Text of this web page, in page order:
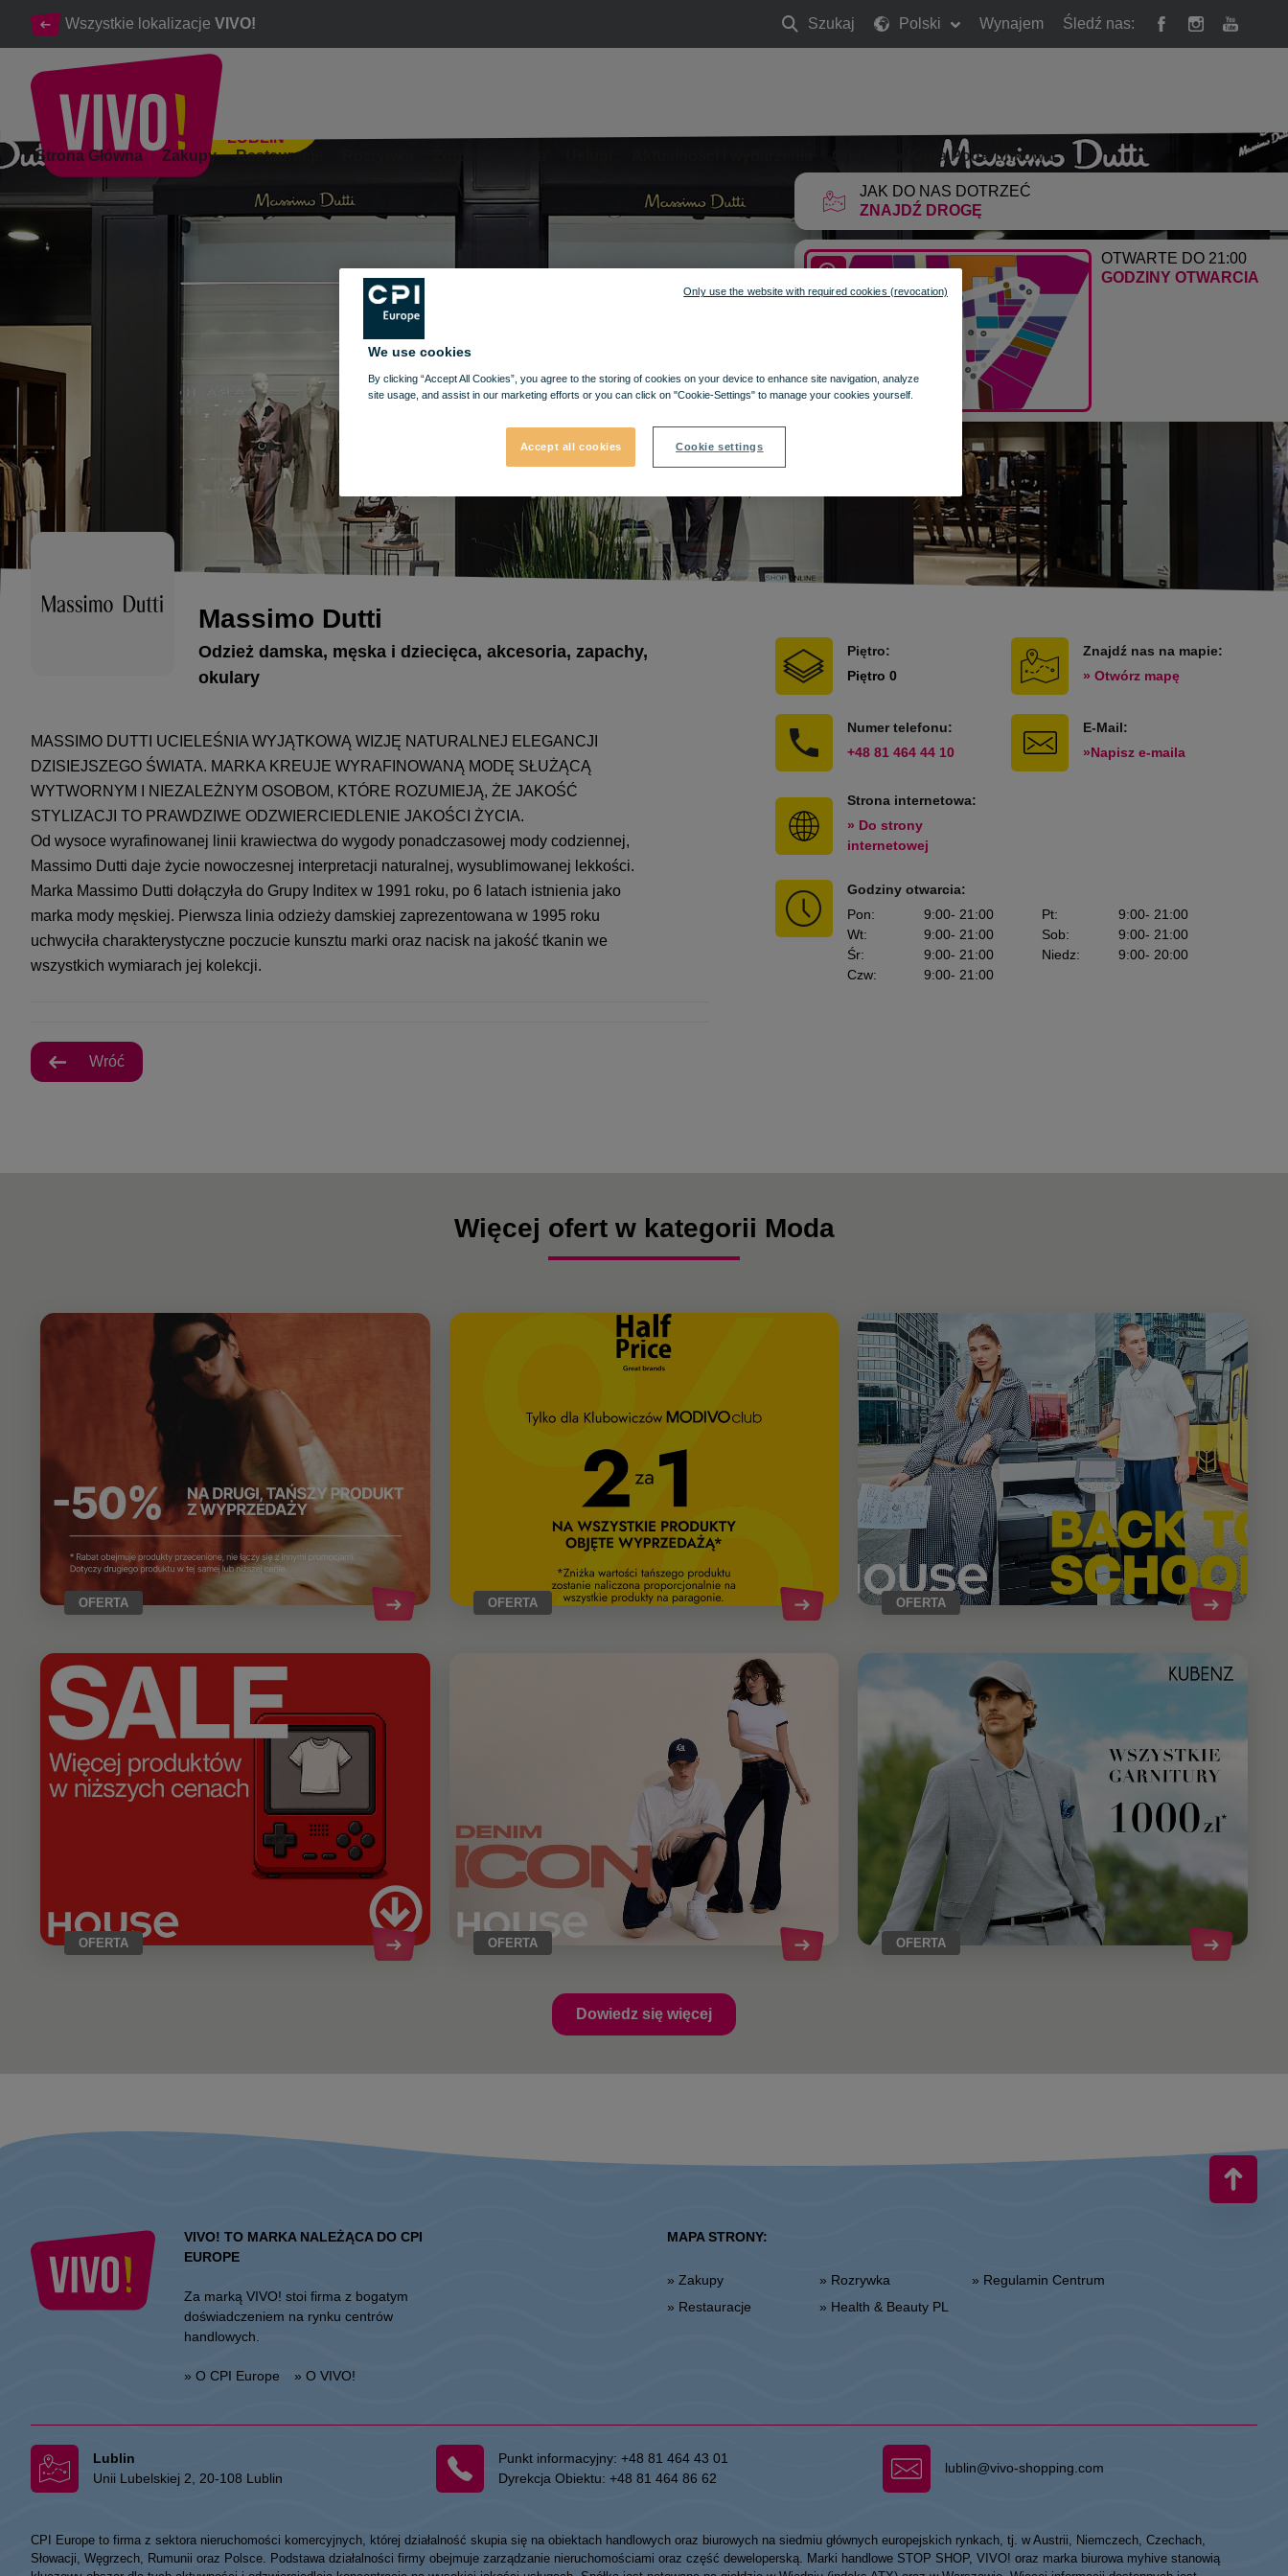
Wszystkie lokalizacje VIVO! Szukaj
Szukaj
Polski Wynajem Śledź nas:
JAK DO NAS DOTRZEĆ
ZNAJDŹ DROGĘ
OTWARTE DO 21:00
GODZINY OTWARCIA
LUBLIN
Strona Główna Zakupy Restauracje Karta Podarunkowa
Elegancka moda dla kobiet, mężczyzn i dzieci
Massimo Dutti
Odzież damska, męska i dziecięca, akcesoria, zapachy,
okulary
MASSIMO DUTTI UCIELEŚNIA WYJĄTKOWĄ WIZJĘ NATURALNEJ ELEGANCJI
DZISIEJSZEGO ŚWIATA. MARKA KREUJE WYRAFINOWANĄ MODĘ SŁUŻĄCĄ
WYTWORNYM I NIEZALEŻNYM OSOBOM, KTÓRE ROZUMIEJĄ, ŻE JAKOŚĆ
STYLIZACJI TO PRAWDZIWE ODZWIERCIEDLENIE JAKOŚCI ŻYCIA.
Od wysoce wyrafinowanej linii krawiectwa do wygody ponadczasowej mody codziennej,
Massimo Dutti daje życie nowoczesnej interpretacji naturalnej, wysublimowanej lekkości.
Marka Massimo Dutti dołączyła do Grupy Inditex w 1991 roku, po 6 latach istnienia jako
marka mody męskiej. Pierwsza linia odzieży damskiej zaprezentowana w 1995 roku
uchwyciła charakterystyczne poczucie kunsztu marki oraz nacisk na jakość tkanin we
wszystkich wymiarach jej kolekcji.
Wróć
Piętro:
Piętro 0
Znajdź nas na mapie:
» Otwórz mapę
Numer telefonu:
+48 81 464 44 10
E-Mail:
»Napisz e-maila
Strona internetowa:
» Do strony
internetowej
Godziny otwarcia:
Pon: 9:00- 21:00
Wt: 9:00- 21:00
Śr: 9:00- 21:00
Czw: 9:00- 21:00
Pt: 9:00- 21:00
Sob: 9:00- 21:00
Niedz: 9:00- 20:00
Więcej ofert w kategorii Moda
OFERTA OFERTA OFERTA
OFERTA OFERTA OFERTA
Dowiedz się więcej
VIVO! TO MARKA NALEŻĄCA DO CPI
EUROPE
Za marką VIVO! stoi firma z bogatym
doświadczeniem na rynku centrów
handlowych.
» O CPI Europe » O VIVO!
MAPA STRONY:
» Zakupy
» Restauracje
» Rozrywka
» Health & Beauty PL
» Regulamin Centrum
Lublin
Unii Lubelskiej 2, 20-108 Lublin
Punkt informacyjny:+48 81 464 43 01
Dyrekcja Obiektu:+48 81 464 86 62
lublin@vivo-shopping.com
CPI Europe to firma z sektora nieruchomości komercyjnych, której działalność skupia się na obiektach handlowych oraz biurowych na siedmiu głównych europejskich rynkach, tj. w Austrii, Niemczech, Czechach,
Słowacji, Węgrzech, Rumunii oraz Polsce. Podstawa działalności firmy obejmuje zarządzanie nieruchomościami oraz część deweloperską. Marki handlowe STOP SHOP, VIVO! oraz marka biurowa myhive stanowią
We use cookies
By clicking “Accept All Cookies”, you agree to the storing of cookies on your device to enhance site navigation, analyze
site usage, and assist in our marketing efforts or you can click on "Cookie-Settings" to manage your cookies yourself.
Accept all cookies Cookie settings
Only use the website with required cookies (revocation)